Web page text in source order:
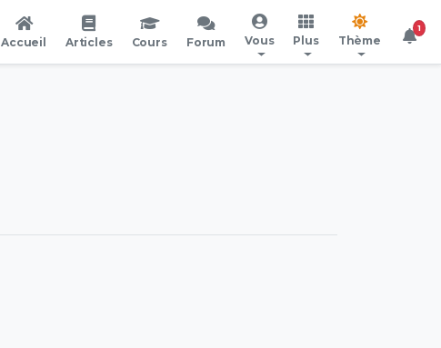
Accueil Articles Cours Forum Vous Plus Thème
1